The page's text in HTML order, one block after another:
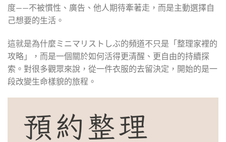
度——不被慣性、廣告、他人期待牽著走，而是主動選擇自
己想要的生活。
這就是為什麼ミニマリストしぶ的頻道不只是「整理家裡的
攻略」，而是一個關於如何活得更清醒、更自由的持續探
索。對很多觀眾來說，從一件衣服的去留決定，開始的是一
段改變生命樣貌的旅程。